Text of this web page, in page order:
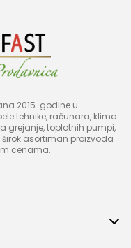
2015. godine u
tehnike, računara, klima
grejanje, toplotnih pumpi,
asortiman proizvoda
cenama.